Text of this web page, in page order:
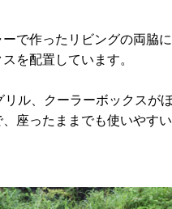
で作ったリビングの両脇
を配置しています。
ル、クーラーボックスが
座ったままでも使いやす